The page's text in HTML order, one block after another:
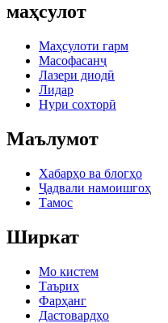
маҳсулот
Маҳсулоти гарм
Масофасанҷ
Лазери диодӣ
Лидар
Нури сохторӣ
Маълумот
Хабарҳо ва блогҳо
Ҷадвали намоишгоҳ
Тамос
Ширкат
Мо кистем
Таърих
Фарҳанг
Дастовардҳо